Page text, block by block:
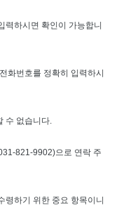
력하시면 확인이 가능합니
화번호를 정확히 입력하시
수 없습니다.
821-9902)으로 연락 주
령하기 위한 중요 항목이니